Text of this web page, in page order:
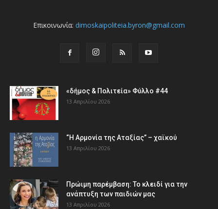
Επικοινωνία: dimoskaipoliteia.byron@gmail.com
«δήμος & Πολιτεία» Φύλλο #44
13 Απριλίου 2026
“Η Αρμονία της Αταξίας” – χαϊκού
13 Απριλίου 2026
Πρώιμη παρέμβαση: Το κλειδί για την
ανάπτυξη των παιδιών µας
13 Απριλίου 2026